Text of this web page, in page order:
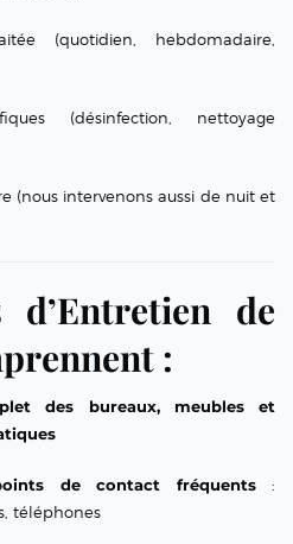
(quotidien, hebdomadaire,
(désinfection, nettoyage
(nous intervenons aussi de nuit et
d’Entretien de
:
des bureaux, meubles et
de contact fréquents:
téléphones